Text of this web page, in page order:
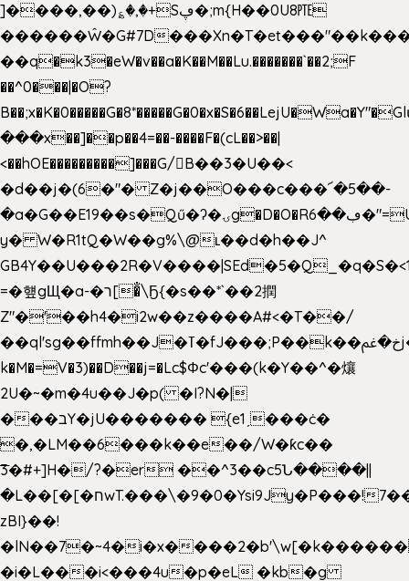
]����,��)؏�,�+Sڥ�;m{H��0U8㉐
������Ŵ�G#7D
��q�k3�eW�v��a�K��M��Lu.�������`��2;F
��^0���|�O?
���x��]��p��4=��-����F�(cL��>��|
<��hOE���������]���G/B��3�U��<
�d��j�(6�"� Z�j��O���c���՜�5��-
�a�G��E19��s�Qű�ʔ�ۍg�D�O�Rڢ��6�"=Uh����
y� W�R1tQ�W��g%\@ʟ��d�h��J^
=�헆gЩ�a-�ר[�̐\Ҕ{�s��*`��2撋
Z"�'��h4�i2w��z����A#<�T��/
��ql'sg��ffmh��J�ߠ�fJ���;P��k��خ�ﰬj��0��E8��6G���գN9?
k�M�=V�3)��D��j=�Lc$Φc'���(k�Y��^�爙
2U�~�m�4u��J�p( �I?N�|
���בY�jU������� {e1ˏ���ċ�
�,�LM��6���k��e��/W�ƙc��
͞3�#+]H�/?�er ��^3��c5Ն����||
�L��[�[�חwT.���\�9�0�Ysi9Jy�P���!7���,�>�P�z�k��-
zBI}��!
�lN��7�~4�i�x�
�i�L���i<���4u�p�eL �kb�g